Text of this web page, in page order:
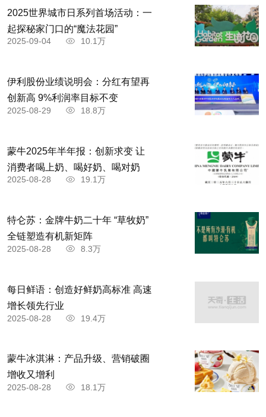
2025世界城市日系列首场活动：一
起探秘家门口的“魔法花园”
2025-09-04 10.1万
伊利股份业绩说明会：分红有望再
创新高 9%利润率目标不变
2025-08-29 18.8万
蒙牛2025年半年报：创新求变 让
消费者喝上奶、喝好奶、喝对奶
2025-08-28 19.1万
特仑苏：金牌牛奶二十年 “草牧奶”
全链塑造有机新矩阵
2025-08-28 8.3万
每日鲜语：创造好鲜奶高标准 高速
增长领先行业
2025-08-28 19.4万
蒙牛冰淇淋：产品升级、营销破圈
增收又增利
2025-08-28 18.1万